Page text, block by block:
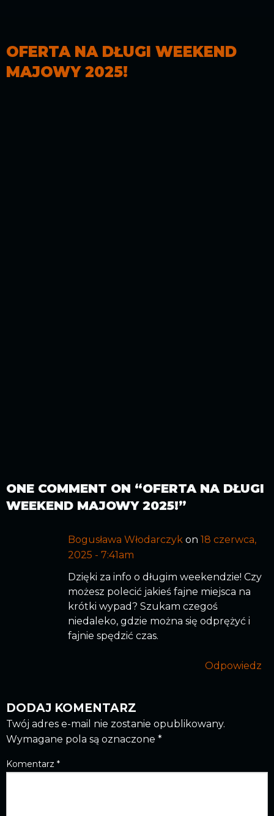
OFERTA NA DŁUGI WEEKEND
MAJOWY 2025!
ONE COMMENT ON “OFERTA NA DŁUGI
WEEKEND MAJOWY 2025!”
Bogusława Włodarczyk on 18 czerwca,
2025 - 7:41am
Dzięki za info o długim weekendzie! Czy
możesz polecić jakieś fajne miejsca na
krótki wypad? Szukam czegoś
niedaleko, gdzie można się odprężyć i
fajnie spędzić czas.
Odpowiedz
DODAJ KOMENTARZ
Twój adres e-mail nie zostanie opublikowany.
Wymagane pola są oznaczone *
Komentarz *